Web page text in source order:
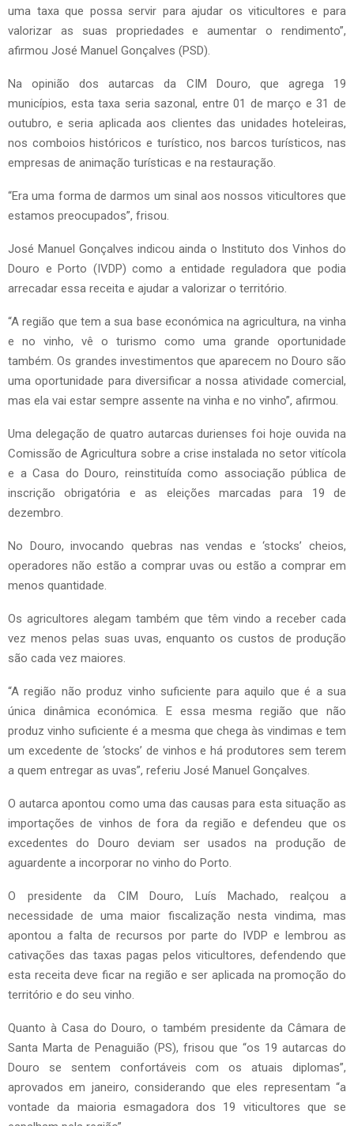
uma taxa que possa servir para ajudar os viticultores e para
valorizar as suas propriedades e aumentar o rendimento”,
afirmou José Manuel Gonçalves (PSD).
Na opinião dos autarcas da CIM Douro, que agrega 19
municípios, esta taxa seria sazonal, entre 01 de março e 31 de
outubro, e seria aplicada aos clientes das unidades hoteleiras,
nos comboios históricos e turístico, nos barcos turísticos, nas
empresas de animação turísticas e na restauração.
“Era uma forma de darmos um sinal aos nossos viticultores que
estamos preocupados”, frisou.
José Manuel Gonçalves indicou ainda o Instituto dos Vinhos do
Douro e Porto (IVDP) como a entidade reguladora que podia
arrecadar essa receita e ajudar a valorizar o território.
“A região que tem a sua base económica na agricultura, na vinha
e no vinho, vê o turismo como uma grande oportunidade
também. Os grandes investimentos que aparecem no Douro são
uma oportunidade para diversificar a nossa atividade comercial,
mas ela vai estar sempre assente na vinha e no vinho”, afirmou.
Uma delegação de quatro autarcas durienses foi hoje ouvida na
Comissão de Agricultura sobre a crise instalada no setor vitícola
e a Casa do Douro, reinstituída como associação pública de
inscrição obrigatória e as eleições marcadas para 19 de
dezembro.
No Douro, invocando quebras nas vendas e ‘stocks’ cheios,
operadores não estão a comprar uvas ou estão a comprar em
menos quantidade.
Os agricultores alegam também que têm vindo a receber cada
vez menos pelas suas uvas, enquanto os custos de produção
são cada vez maiores.
“A região não produz vinho suficiente para aquilo que é a sua
única dinâmica económica. E essa mesma região que não
produz vinho suficiente é a mesma que chega às vindimas e tem
um excedente de ‘stocks’ de vinhos e há produtores sem terem
a quem entregar as uvas”, referiu José Manuel Gonçalves.
O autarca apontou como uma das causas para esta situação as
importações de vinhos de fora da região e defendeu que os
excedentes do Douro deviam ser usados na produção de
aguardente a incorporar no vinho do Porto.
O presidente da CIM Douro, Luís Machado, realçou a
necessidade de uma maior fiscalização nesta vindima, mas
apontou a falta de recursos por parte do IVDP e lembrou as
cativações das taxas pagas pelos viticultores, defendendo que
esta receita deve ficar na região e ser aplicada na promoção do
território e do seu vinho.
Quanto à Casa do Douro, o também presidente da Câmara de
Santa Marta de Penaguião (PS), frisou que “os 19 autarcas do
Douro se sentem confortáveis com os atuais diplomas”,
aprovados em janeiro, considerando que eles representam “a
vontade da maioria esmagadora dos 19 viticultores que se